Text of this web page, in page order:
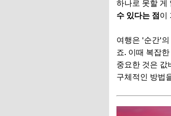
1. 깨
3.
📌 지
추가
하나로 못할 게
수 있다는 점 이
여행은 '순간'
죠. 이때 복잡
중요한 것은 값
구체적인 방법